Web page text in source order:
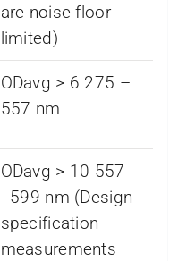
are noise-floor
limited)
ODavg > 6 275 –
557 nm
ODavg > 10 557
-­ 599 nm (Design
specification –
measurements